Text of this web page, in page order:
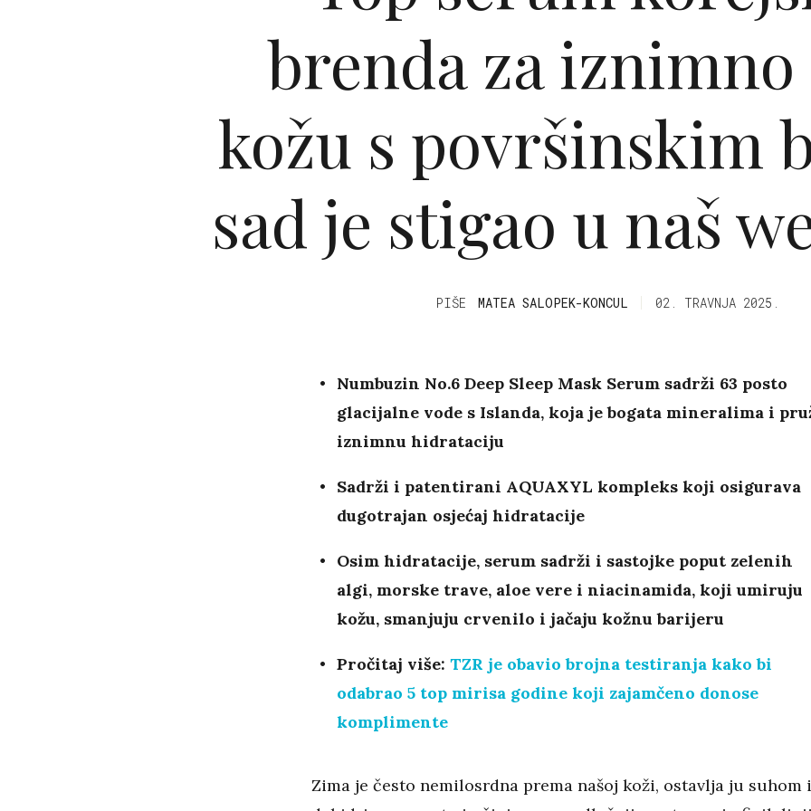
brenda za
kožu s površinskim
sad je stigao u naš
PIŠE MATEA SALOPEK-KONCUL 02. TRAVNJA 2025.
Numbuzin No.6 Deep Sleep Mask Serum sadrži 63 posto
glacijalne vode s Islanda, koja je bogata mineralima i
iznimnu hidrataciju
Sadrži i patentirani AQUAXYL kompleks koji osigurava
dugotrajan osjećaj hidratacije
Osim hidratacije, serum sadrži i sastojke poput zelenih
algi, morske trave, aloe vere i niacinamida, koji umiruju
kožu, smanjuju crvenilo i jačaju kožnu barijeru
Pročitaj više: TZR je obavio brojna testiranja kako bi
odabrao 5 top mirisa godine koji zajamčeno donose
komplimente
Zima je često nemilosrdna prema našoj koži, ostavlja ju suhom i